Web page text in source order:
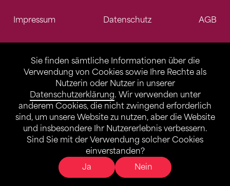
Sie finden sämtliche Informationen über die
Verwendung von Cookies sowie Ihre Rechte als
Nutzerin oder Nutzer in unserer
Datenschutzerklärung. Wir verwenden unter
anderem Cookies, die nicht zwingend erforderlich
sind, um unsere Website zu nutzen, aber die Website
und insbesondere Ihr Nutzererlebnis verbessern.
Sind Sie mit der Verwendung solcher Cookies
einverstanden?
Ja
Nein
Impressum Datenschutz AGB